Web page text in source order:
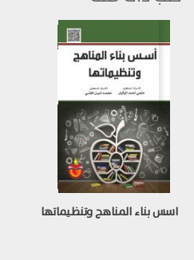
اسس بناء المناهج وتنظيماتها